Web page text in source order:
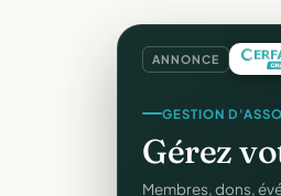
ANNONCE
GESTION
Gérez
Membres, dons,